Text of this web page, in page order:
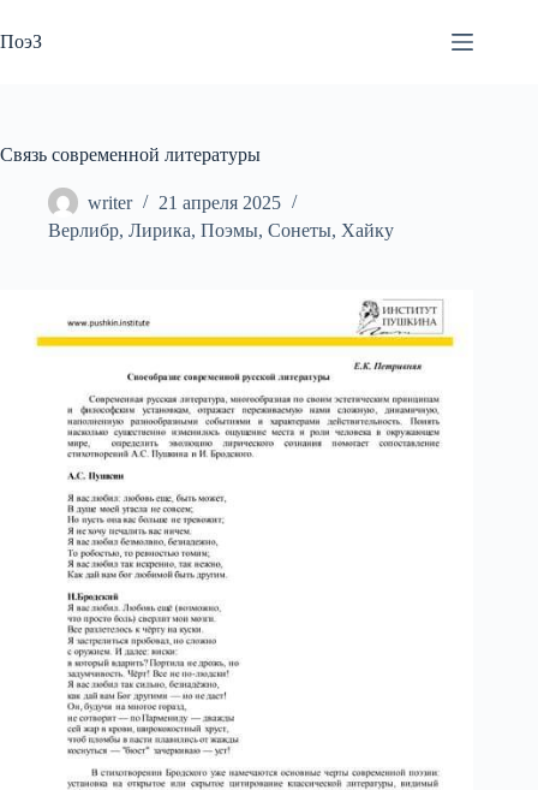
к
сути
ПоэЗ
Связь современной литературы
writer
21 апреля 2025
Верлибр, Лирика, Поэмы, Сонеты, Хайку